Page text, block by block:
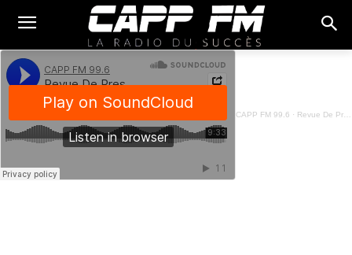
CAPP FM 99.6 · Revue De Presse Fon - 05 Fevrier 2025